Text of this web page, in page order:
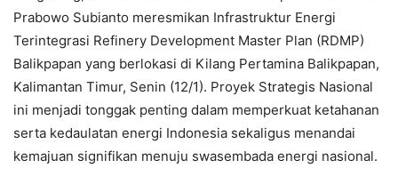
Prabowo Subianto meresmikan Infrastruktur Energi
Terintegrasi Refinery Development Master Plan (RDMP)
Balikpapan yang berlokasi di Kilang Pertamina Balikpapan,
Kalimantan Timur, Senin (12/1). Proyek Strategis Nasional
ini menjadi tonggak penting dalam memperkuat ketahanan
serta kedaulatan energi Indonesia sekaligus menandai
kemajuan signifikan menuju swasembada energi nasional.